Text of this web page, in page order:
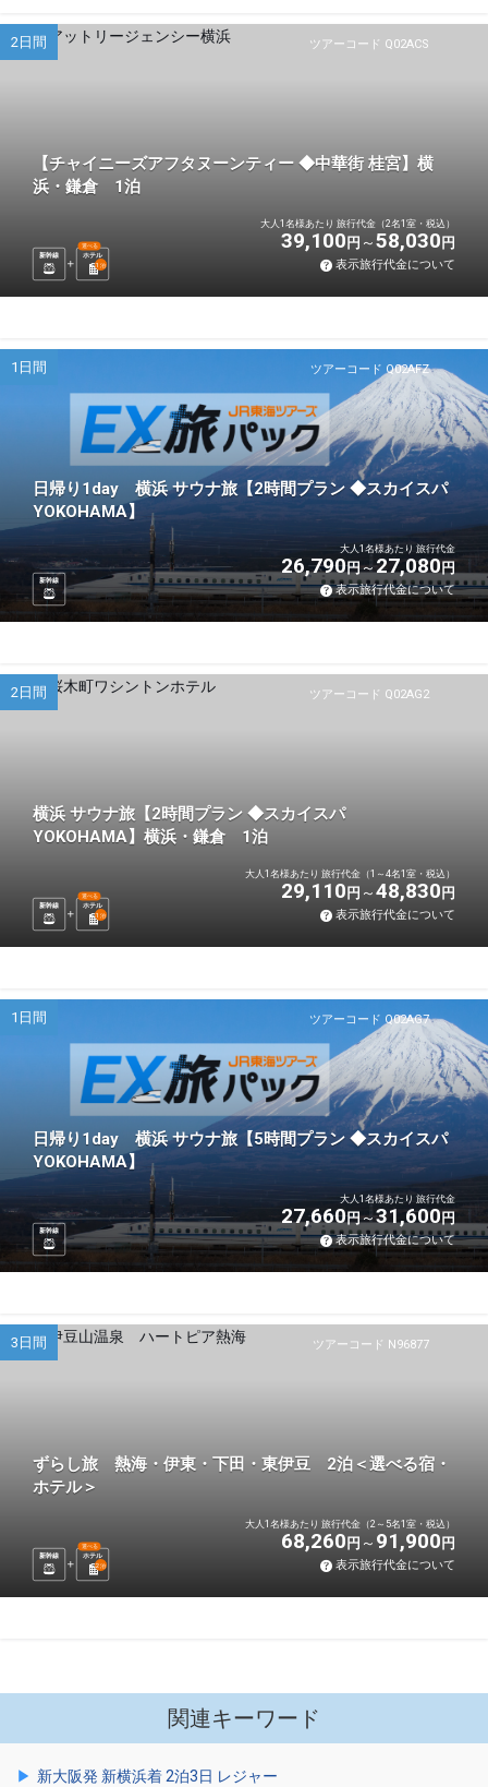
ツアーコード Q02ACS
2日間
【チャイニーズアフタヌーンティー ◆中華街 桂宮】横
浜・鎌倉 1泊
新幹線 ホテル
選べる
1 泊
大人1名様あたり 旅行代金（2名1室・税込）
39,100 円 58,030 円
表示旅行代金について
ツアーコード Q02AFZ
1日間
日帰り1day 横浜 サウナ旅【2時間プラン ◆スカイスパ
YOKOHAMA】
新幹線
大人1名様あたり 旅行代金
26,790円 27,080円
表示旅行代金について
ツアーコード Q02AG2
2日間
横浜 サウナ旅【2時間プラン ◆スカイスパ
YOKOHAMA】横浜・鎌倉 1泊
新幹線 ホテル
選べる
1 泊
大人1名様あたり 旅行代金（1～4名1室・税込）
29,110 円 48,830 円
表示旅行代金について
ツアーコード Q02AG7
1日間
日帰り1day 横浜 サウナ旅【5時間プラン ◆スカイスパ
YOKOHAMA】
新幹線
大人1名様あたり 旅行代金
27,660円 31,600円
表示旅行代金について
ツアーコード N96877
3日間
ずらし旅 熱海・伊東・下田・東伊豆 2泊＜選べる宿・
ホテル＞
新幹線 ホテル
選べる
2泊
大人1名様あたり 旅行代金（2～5名1室・税込）
68,260 円 91,900 円
表示旅行代金について
関連キーワード
新大阪発 新横浜着 2泊3日 レジャー